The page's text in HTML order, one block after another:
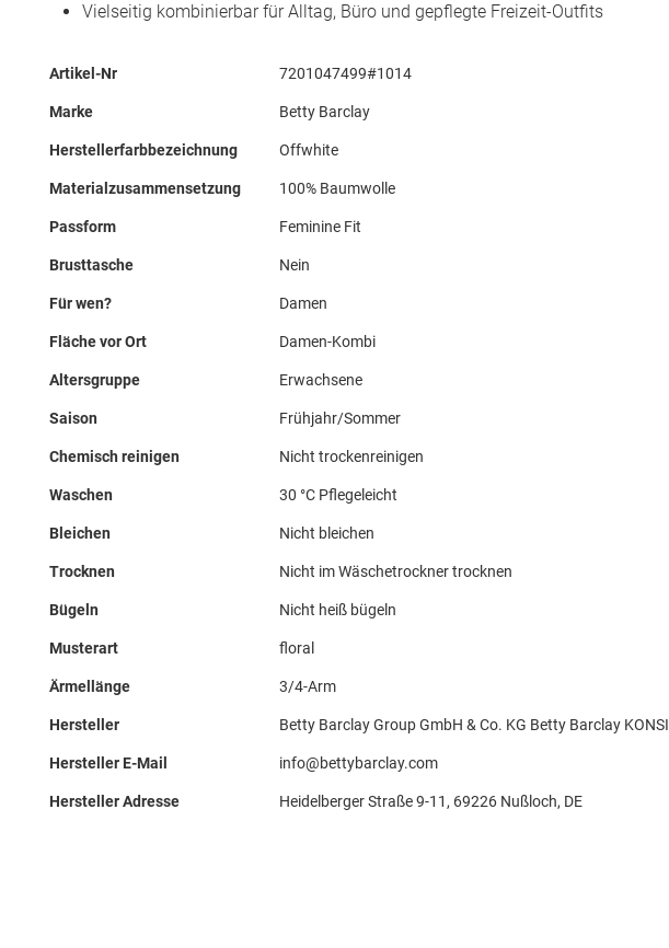
Vielseitig kombinierbar für Alltag, Büro und gepflegte Freizeit-Outfits
Mehr
Artikel-Nr 7201047499#1014
Marke Betty Barclay
Herstellerfarbbezeichnung Offwhite
Materialzusammensetzung 100% Baumwolle
Passform Feminine Fit
Brusttasche Nein
Für wen? Damen
Fläche vor Ort Damen-Kombi
Altersgruppe Erwachsene
Saison Frühjahr/Sommer
Chemisch reinigen Nicht trockenreinigen
Waschen 30 °C Pflegeleicht
Bleichen Nicht bleichen
Trocknen Nicht im Wäschetrockner trocknen
Bügeln Nicht heiß bügeln
Musterart floral
Ärmellänge 3/4-Arm
Hersteller Betty Barclay Group GmbH & Co. KG Betty Barclay KONSI
Hersteller E-Mail info@bettybarclay.com
Hersteller Adresse Heidelberger Straße 9-11, 69226 Nußloch, DE